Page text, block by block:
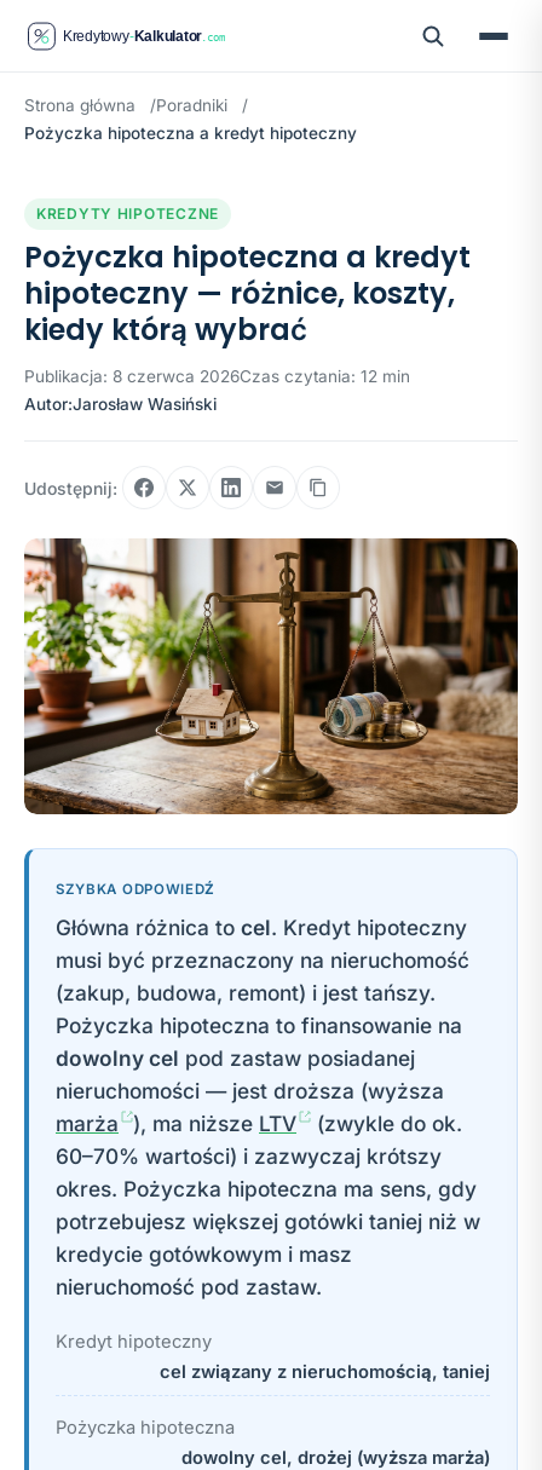
Strona główna
Poradniki
Pożyczka hipoteczna a kredyt hipoteczny
KREDYTY HIPOTECZNE
Pożyczka hipoteczna a kredyt
hipoteczny — różnice, koszty,
kiedy którą wybrać
Publikacja: 8 czerwca 2026Czas czytania: 12 min
Autor:Jarosław Wasiński
Udostępnij:
SZYBKA ODPOWIEDŹ
Główna różnica to cel. Kredyt hipoteczny
musi być przeznaczony na nieruchomość
(zakup, budowa, remont) i jest tańszy.
Pożyczka hipoteczna to finansowanie na
dowolny cel pod zastaw posiadanej
nieruchomości — jest droższa (wyższa
marża
), ma niższe LTV
(zwykle do ok.
60–70% wartości) i zazwyczaj krótszy
okres. Pożyczka hipoteczna ma sens, gdy
potrzebujesz większej gotówki taniej niż w
kredycie gotówkowym i masz
nieruchomość pod zastaw.
Kredyt hipoteczny
cel związany z nieruchomością, taniej
Pożyczka hipoteczna
dowolny cel, drożej (wyższa marża)